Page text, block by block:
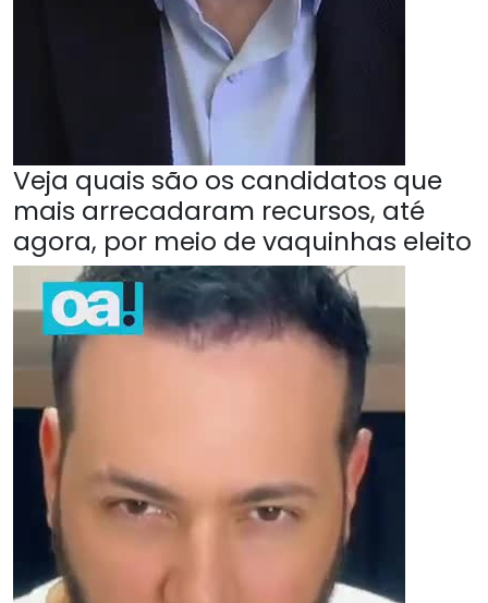
Veja quais são os candidatos que
mais arrecadaram recursos, até
agora, por meio de vaquinhas eleito